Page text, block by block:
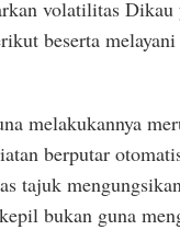
volatilitas
beserta
melakukannya
berputar
tajuk
bukan guna